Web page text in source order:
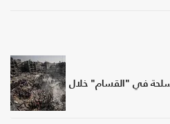
في "القسام" خلال